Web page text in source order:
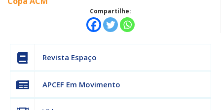
Compartilhe:
Revista Espaço
APCEF Em Movimento